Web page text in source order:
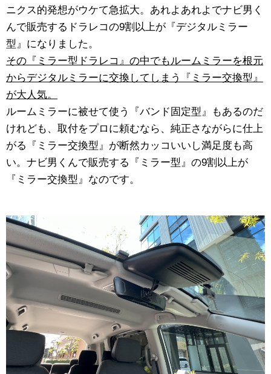
ニクス的発想がウケて急拡大。あれよあれよでナビ男く
んで販売するドラレコの9割以上が『デジタルミラー
型』になりました。
その『ミラー型ドラレコ』の中でもルームミラーを根元
からデジタルミラーに交換してしまう『ミラー交換型』
が大人気。
ルームミラーに被せて使う『バンド固定型』もあるのだ
けれども、取付をプロに頼むなら、純正さながらに仕上
がる『ミラー交換型』が断然カッコいいし満足度も高
い。ナビ男くんで販売する『ミラー型』の9割以上が
『ミラー交換型』なのです。